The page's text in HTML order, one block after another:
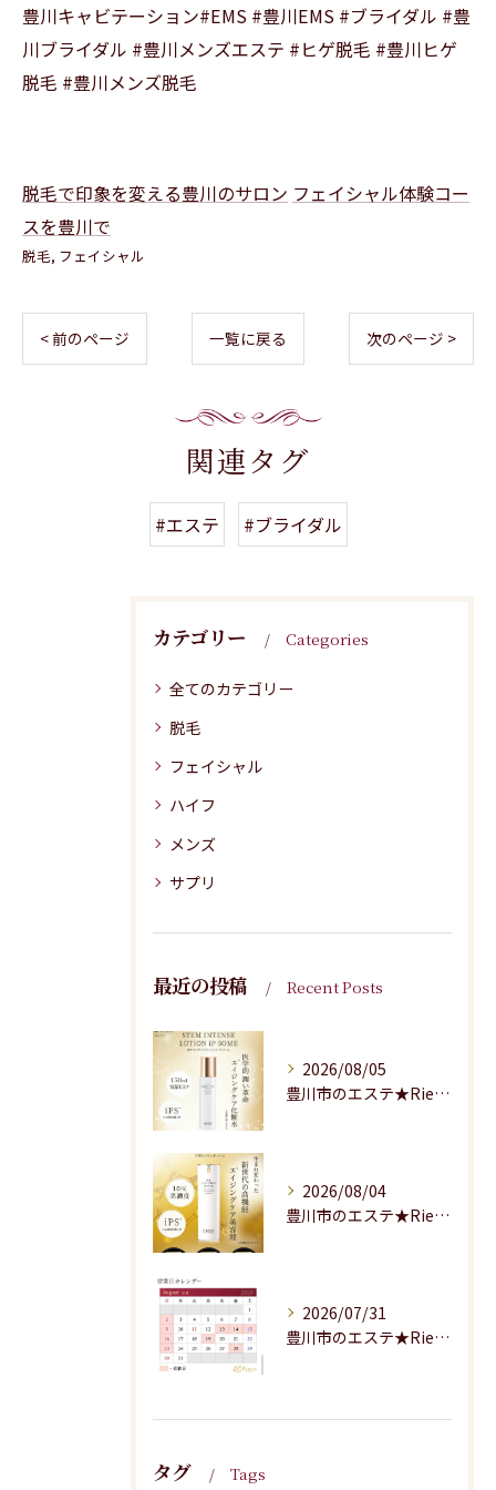
豊川キャビテーション#EMS #豊川EMS #ブライダル #豊
川ブライダル #豊川メンズエステ #ヒゲ脱毛 #豊川ヒゲ
脱毛 #豊川メンズ脱毛
脱毛で印象を変える豊川のサロン フェイシャル体験コー
スを豊川で
脱毛 フェイシャル
< 前のページ 一覧に戻る 次のページ >
関連タグ
#エステ #ブライダル
カテゴリー Categories
全てのカテゴリー
脱毛
フェイシャル
ハイフ
メンズ
サプリ
最近の投稿 Recent Posts
2026/08/05
豊川市のエステ★Riesaの商品のご紹介★
2026/08/04
豊川市のエステ★Riesaの商品のご紹介
2026/07/31
豊川市のエステ★Riesaの8月の営業案内★
タグ Tags